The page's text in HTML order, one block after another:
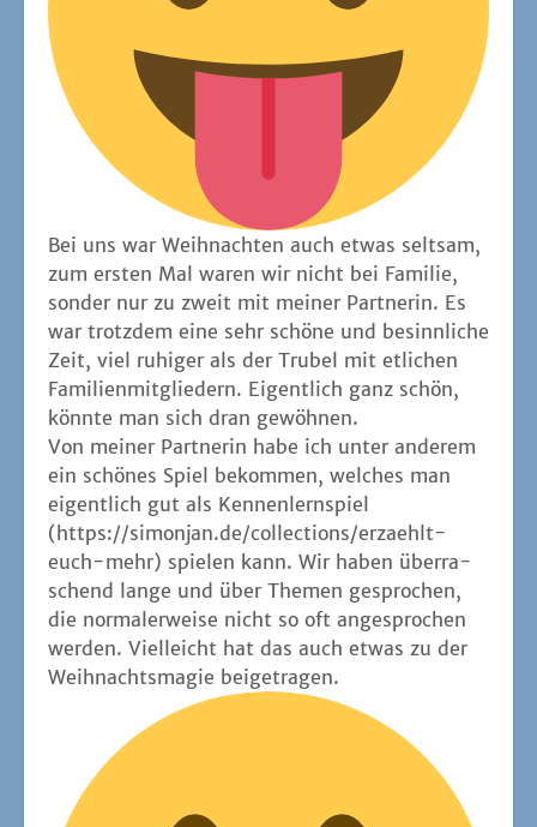
Bei uns war Weih­nach­ten auch etwas selt­sam,
zum ers­ten Mal waren wir nicht bei Fami­lie,
son­der nur zu zweit mit mei­ner Part­ne­rin. Es
war trotz­dem eine sehr schö­ne und besinn­li­che
Zeit, viel ruhi­ger als der Tru­bel mit etli­chen
Fami­li­en­mit­glie­dern. Eigent­lich ganz schön,
könn­te man sich dran gewöhnen.
Von mei­ner Part­ne­rin habe ich unter ande­rem
ein schö­nes Spiel bekom­men, wel­ches man
eigent­lich gut als Ken­nen­lern­spiel
( https://simonjan.de/collections/erzaehlt-
euch-mehr) spie­len kann. Wir haben über­ra­
schend lan­ge und über The­men gespro­chen,
die nor­ma­ler­wei­se nicht so oft ange­spro­chen
wer­den. Viel­leicht hat das auch etwas zu der
Weih­nachts­ma­gie beigetragen.